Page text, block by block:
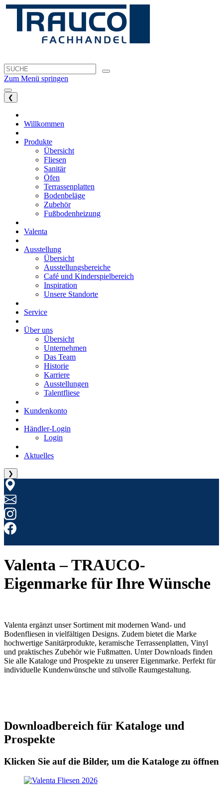
Zum Menü springen
❮
Willkommen
Produkte
Übersicht
Fliesen
Sanitär
Öfen
Terrassenplatten
Bodenbeläge
Zubehör
Fußbodenheizung
Valenta
Ausstellung
Übersicht
Ausstellungsbereiche
Café und Kinderspielbereich
Inspiration
Unsere Standorte
Service
Über uns
Übersicht
Unternehmen
Das Team
Historie
Karriere
Ausstellungen
Talentfliese
Kundenkonto
Händler-Login
Login
Aktuelles
❯
Valenta – TRAUCO-
Eigenmarke für Ihre Wünsche
Valenta ergänzt unser Sortiment mit modernen Wand- und
Bodenfliesen in vielfältigen Designs. Zudem bietet die Marke
hochwertige Sanitärprodukte, keramische Terrassenplatten, Vinyl
und praktisches Zubehör wie Fußmatten. Unter Downloads finden
Sie alle Kataloge und Prospekte zu unserer Eigenmarke. Perfekt für
individuelle Kundenwünsche und stilvolle Raumgestaltung.
Downloadbereich für Kataloge und
Prospekte
Klicken Sie auf die Bilder, um die Kataloge zu öffnen